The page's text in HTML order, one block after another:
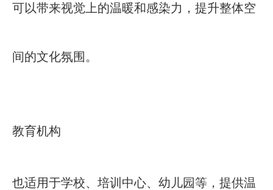
可以带来视觉上的温暖和感染力，提升整体空
间的文化氛围。
教育机构
也适用于学校、培训中心、幼儿园等，提供温